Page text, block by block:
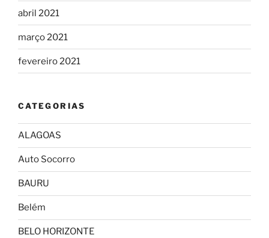
abril 2021
março 2021
fevereiro 2021
CATEGORIAS
ALAGOAS
Auto Socorro
BAURU
Belém
BELO HORIZONTE